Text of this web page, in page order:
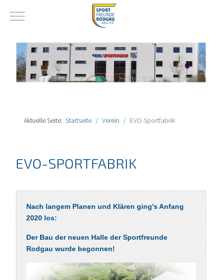
Mobile Menu Toggle
Aktuelle Seite: Startseite Verein EVO-Sportfabrik
EVO-SPORTFABRIK
Nach langem Planen und Klären ging's Anfang
2020 los:
Der Bau der neuen Halle der Sportfreunde
Rodgau wurde begonnen!